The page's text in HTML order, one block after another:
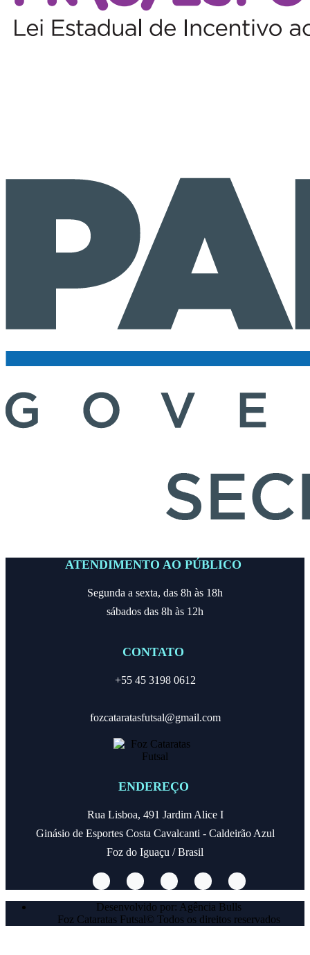
ATENDIMENTO AO PÚBLICO
Segunda a sexta, das 8h às 18h
sábados das 8h às 12h
CONTATO
+55 45 3198 0612
fozcataratasfutsal@gmail.com
ENDEREÇO
Rua Lisboa, 491 Jardim Alice I
Ginásio de Esportes Costa Cavalcanti - Caldeirão Azul
Foz do Iguaçu / Brasil
Desenvolvido por: Agência Bulls
Foz Cataratas Futsal© Todos os direitos reservados